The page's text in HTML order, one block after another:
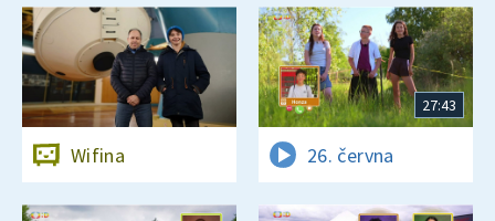
Wifina
27:43
26. června